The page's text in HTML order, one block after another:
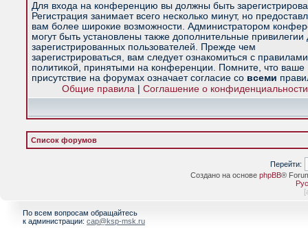
Для входа на конференцию вы должны быть
Регистрация занимает всего несколько минут, но
вам более широкие возможности. Администратором
могут быть установлены также дополнительные привилегии
зарегистрированных пользователей. Прежде чем
зарегистрироваться, вам следует ознакомиться с
политикой, принятыми на конференции. Помните, что ваше
присутствие на форумах означает согласие со всеми
Общие правила| Соглашение о конфиденциальности
Список форумов
Перейти:
Создано на основе phpBB®
[
По всем вопросам обращайтесь
к администрации: cap@ksp-msk.ru